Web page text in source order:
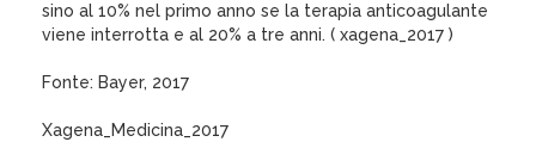
sino al 10% nel primo anno se la terapia anticoagulante
viene interrotta e al 20% a tre anni. ( xagena_2017 )
Fonte: Bayer, 2017
Xagena_Medicina_2017